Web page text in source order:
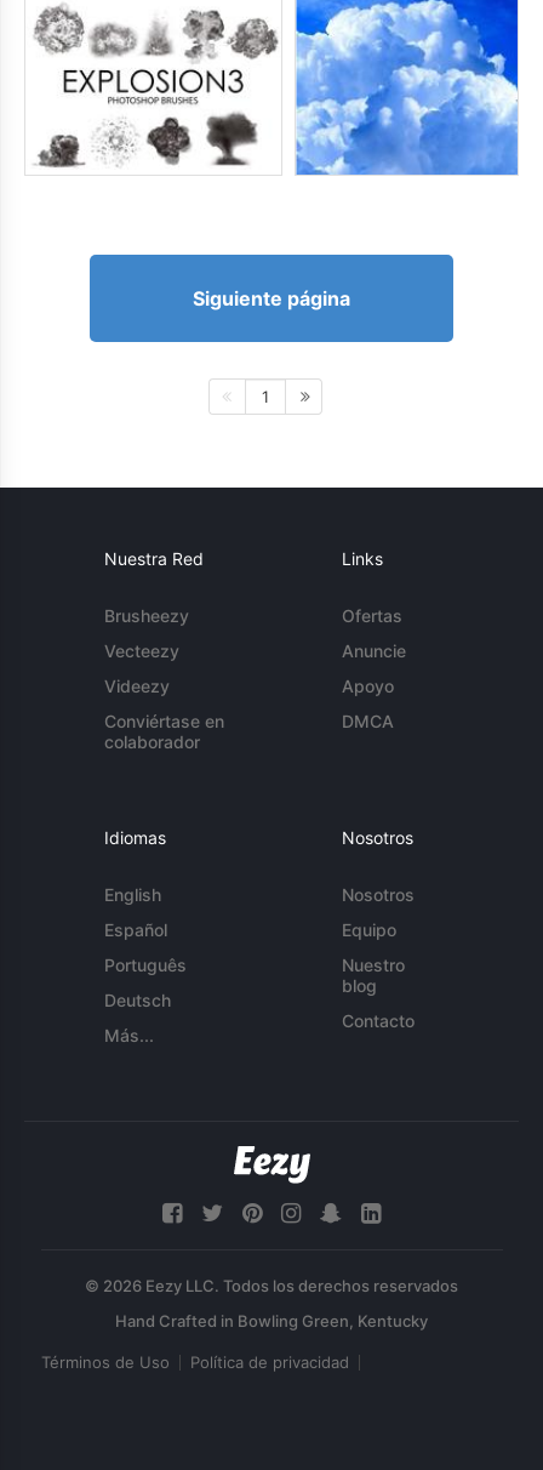
Siguiente página
1
Nuestra Red
Brusheezy
Vecteezy
Videezy
Conviértase en
colaborador
Links
Ofertas
Anuncie
Apoyo
DMCA
Idiomas
English
Español
Português
Deutsch
Más...
Nosotros
Nosotros
Equipo
Nuestro
blog
Contacto
© 2026 Eezy LLC. Todos los derechos reservados
Términos de Uso Política de privacidad